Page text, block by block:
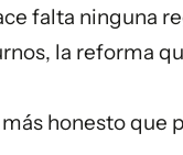
falta ninguna
la reforma
más honesto que